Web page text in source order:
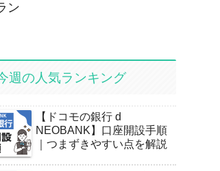
ン
週の人気ランキング
【ドコモの銀行 d
NEOBANK】口座開設手順
｜つまずきやすい点を解説